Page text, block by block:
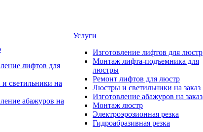
лифтов для
светильники на
абажуров на
Услуги
Изготовление лифтов для люстр
Монтаж лифта-подъемника для
люстры
Ремонт лифтов для люстр
Люстры и светильники на заказ
Изготовление абажуров на заказ
Монтаж люстр
Электроэрозионная резка
Гидроабразивная резка